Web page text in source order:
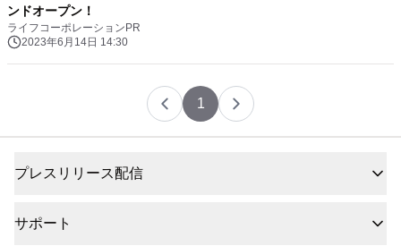
ンドオープン！
ライフコーポレーションPR
2023年6月14日 14:30
1
プレスリリース配信
サポート